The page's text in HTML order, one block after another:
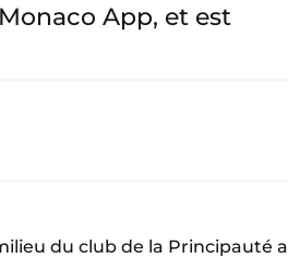
App, et est
du club de la Principauté a